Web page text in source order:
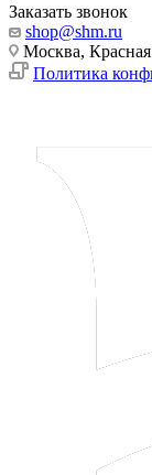
Заказать звонок
shop@shm.ru
Москва,
Политика